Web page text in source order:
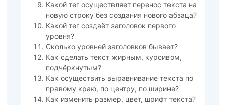
Какой тег осуществляет перенос текста на
новую строку без создания нового абзаца?
Какой тег создаёт заголовок первого
уровня?
Сколько уровней заголовков бывает?
Как сделать текст жирным, курсивом,
подчёркнутым?
Как осуществить выравнивание текста по
правому краю, по центру, по ширине?
Как изменить размер, цвет, шрифт текста?